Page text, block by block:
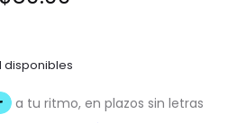
disponibles